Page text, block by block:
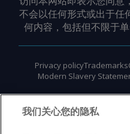
不会以任何形式或出于任
何内容，包括但不限于
©2026Argus
Privacy policyTrademarks
Modern Slavery
我们关心您的隐私